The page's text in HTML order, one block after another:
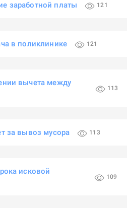
заработной платы 121
в поликлинике 121
вычета между
113
за вывоз мусора 113
исковой
109